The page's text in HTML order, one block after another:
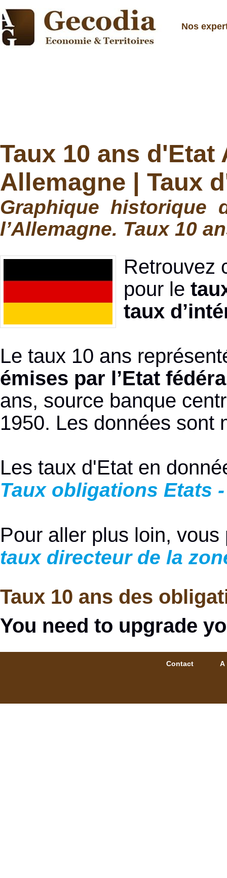
Nos
Taux 10 ans
Allemagne | Taux
Graphique historique
l’Allemagne. Taux 10
Retrouvez
pour le
taux
Le taux 10 ans
émises par l’Etat
ans, source banque
1950. Les données sont
Les taux d'Etat en
Taux obligations Etats
Pour aller plus loin,
taux directeur de la
Taux 10 ans des
You need to upgrade
Contact A